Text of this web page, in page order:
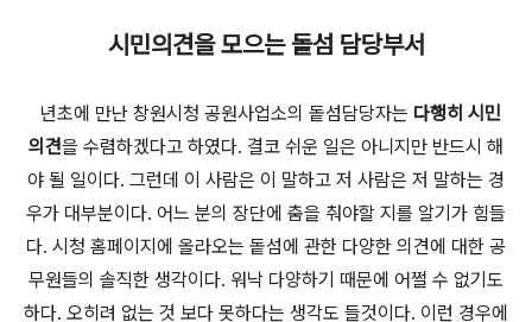
시민의견을 모으는 돝섬 담당부서
년초에 만난 창원시청 공원사업소의 돝섬담당자는 다행히 시민
의견을 수렴하겠다고 하였다. 결코 쉬운 일은 아니지만 반드시 해
야 될 일이다. 그런데 이 사람은 이 말하고 저 사람은 저 말하는 경
우가 대부분이다. 어느 분의 장단에 춤을 춰야할 지를 알기가 힘들
다. 시청 홈페이지에 올라오는 돝섬에 관한 다양한 의견에 대한 공
무원들의 솔직한 생각이다. 워낙 다양하기 때문에 어쩔 수 없기도
하다. 오히려 없는 것 보다 못하다는 생각도 들것이다. 이런 경우에